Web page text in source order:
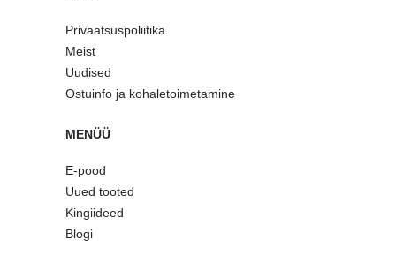
Privaatsuspoliitika
Meist
Uudised
Ostuinfo ja kohaletoimetamine
MENÜÜ
E-pood
Uued tooted
Kingiideed
Blogi